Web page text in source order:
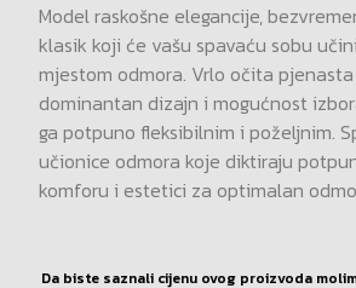
Model raskošne elegancije,
klasik koji će vašu spavaću sobu
mjestom odmora. Vrlo očita
dominantan dizajn i mogućnost
ga potpuno fleksibilnim i poželjnim.
učionice odmora koje diktiraju
komforu i estetici za optimalan
Da biste saznali cijenu ovog proizvoda